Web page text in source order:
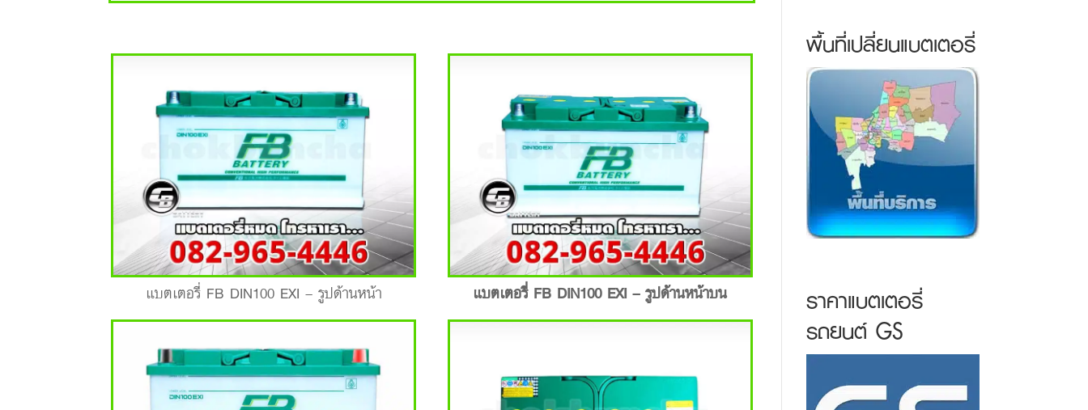
แบตเตอรี่ FB DIN100 EXI – รูปด้านหน้า แบตเตอรี่ FB DIN100 EXI – รูปด้านหน้าบน
พื้นที่เปลี่ยนแบตเตอรี่
ราคาแบตเตอรี่
รถยนต์ GS